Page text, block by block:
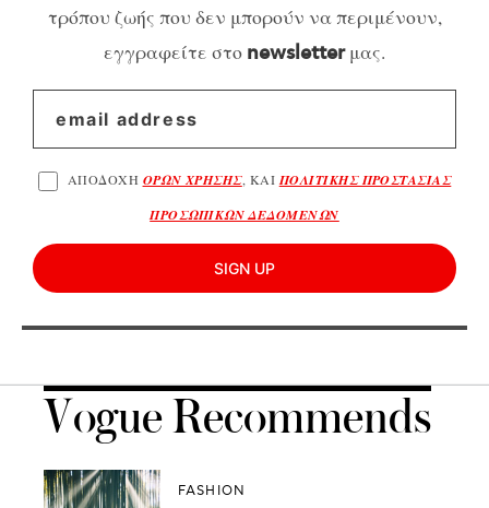
τρόπου ζωής που δεν μπορούν να περιμένουν,
εγγραφείτε στο newsletterμας.
ΑΠΟΔΟΧΗ ΟΡΩΝ ΧΡΗΣΗΣ, ΚΑΙ ΠΟΛΙΤΙΚΗΣ ΠΡΟΣΤΑΣΙΑΣ
ΠΡΟΣΩΠΙΚΩΝ ΔΕΔΟΜΕΝΩΝ
SIGN UP
Vogue Recommends
FASHION